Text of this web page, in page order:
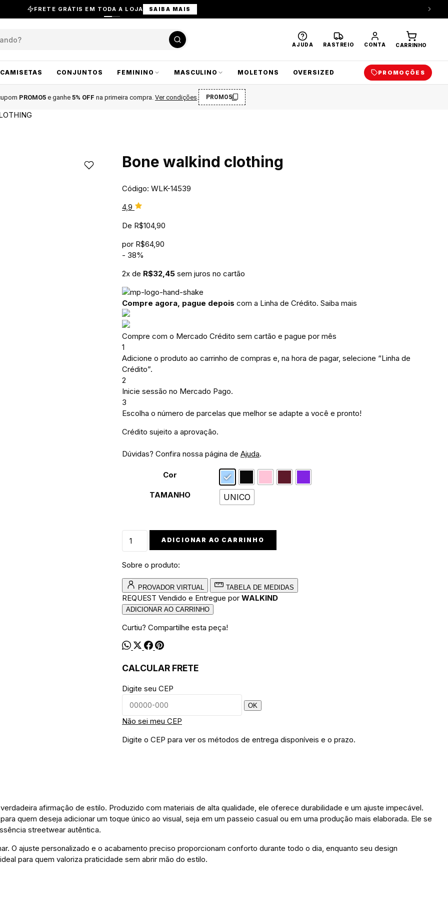
FRETE GRÁTIS EM TODA A LOJA SAIBA MAIS
AJUDA RASTREIO CONTA CARRINHO
CAMISETAS CONJUNTOS FEMININO MASCULINO MOLETONS OVERSIZED PROMOÇÕES
PROMO5 e ganhe 5% OFF na primeira compra Ver condições PROMO5
Bone walkind clothing
Código: WLK-14539
4,9
De R$104,90
por R$64,90
- 38%
2x de R$32,45 sem juros no cartão
Compre agora, pague depois com a Linha de Crédito. Saiba mais
Compre com o Mercado Crédito sem cartão e pague por mês
1
Adicione o produto ao carrinho de compras e, na hora de pagar, selecione “Linha de
Crédito”.
2
Inicie sessão no Mercado Pago.
3
Escolha o número de parcelas que melhor se adapte a você e pronto!
Crédito sujeito a aprovação.
Dúvidas? Confira nossa página de Ajuda.
Cor
TAMANHO UNICO
walkind
quantidade
ADICIONAR AO CARRINHO
Sobre o produto:
PROVADOR VIRTUAL TABELA DE MEDIDAS
REQUEST Vendido e Entregue por WALKIND
ADICIONAR AO CARRINHO
Curtiu? Compartilhe esta peça!
CALCULAR FRETE
Digite seu CEP
OK
Não sei meu CEP
Digite o CEP para ver os métodos de entrega disponíveis e o prazo.
afirmação de estilo. Produzido com materiais de alta qualidade, ele oferece durabilidade e um ajuste impecável.
quem deseja adicionar um toque único ao visual, seja em um passeio casual ou em uma produção mais elaborada. Ele se
streetwear autêntica.
O ajuste personalizado e o acabamento preciso proporcionam conforto durante todo o dia, enquanto seu design
para quem valoriza praticidade sem abrir mão do estilo.